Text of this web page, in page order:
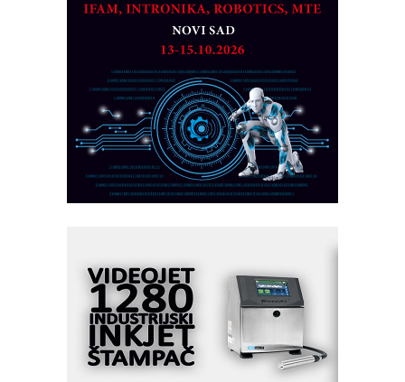
MAREX - Lim i mašine za savremena
Marcom-plast d.o.o.- vaš pouzdan
partner
CTO - Prilagodite svoju toplinsku
obradu!
Razvoj asortimanskog pravca MINI-
PLC AKYTEC
AUKOM: Svetski standard metrologije
dostupan u Srbiji
I.SAFE MOBILE revolucioniše
industrijsku automatizaciju
pionirskimmobile operator PANEL-OM
Fleksibilno stezanje i brzo
podešavanje u proizvodnji prototipova
KIP KOP – napredna rešenja za